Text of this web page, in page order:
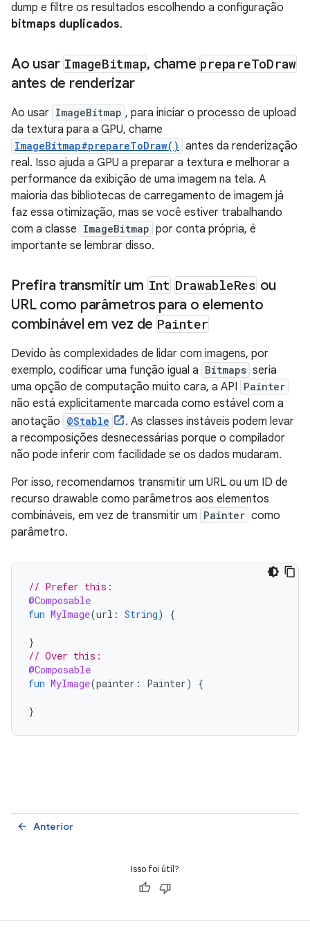
dump e filtre os resultados escolhendo a configuração
bitmaps duplicados.
Ao usar ImageBitmap, chame prepareToDraw
antes de renderizar
Ao usar ImageBitmap , para iniciar o processo de upload
da textura para a GPU, chame
ImageBitmap#prepareToDraw() antes da renderização
real. Isso ajuda a GPU a preparar a textura e melhorar a
performance da exibição de uma imagem na tela. A
maioria das bibliotecas de carregamento de imagem já
faz essa otimização, mas se você estiver trabalhando
com a classe ImageBitmap por conta própria, é
importante se lembrar disso.
Prefira transmitir um Int DrawableRes ou
URL como parâmetros para o elemento
combinável em vez de Painter
Devido às complexidades de lidar com imagens, por
exemplo, codificar uma função igual a Bitmaps seria
uma opção de computação muito cara, a API Painter
não está explicitamente marcada como estável com a
anotação @Stable
. As classes instáveis podem levar
a recomposições desnecessárias porque o compilador
não pode inferir com facilidade se os dados mudaram.
Por isso, recomendamos transmitir um URL ou um ID de
recurso drawable como parâmetros aos elementos
combináveis, em vez de transmitir um Painter como
parâmetro.
// Prefer this:
@Composable
fun MyImage(url : String) {
}
// Over this:
@Composable
fun MyImage(painter : Painter) {
}
Anterior
arrow_back
Isso foi útil?